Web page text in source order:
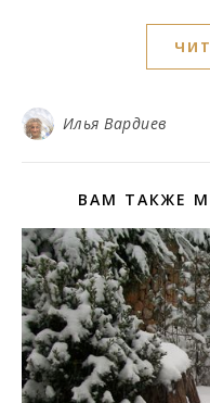
Илья Вардиев
ВАМ ТАКЖЕ